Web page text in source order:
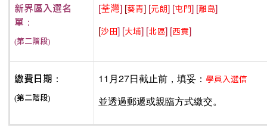
新界區入選名
單：
(第二階段)
[荃灣] [葵青] [元朗] [屯門] [離島]
[沙田] [大埔] [北區] [西貢]
繳費日期：
(第二階段)
11月27日截止前，填妥：學員入選信
並透過郵遞或親臨方式繳交。